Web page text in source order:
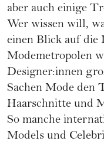
aber auch einige
Wer wissen will,
einen Blick auf die
Modemetropolen
Designer:innen
Sachen Mode den
Haarschnitte und
So manche
Models und